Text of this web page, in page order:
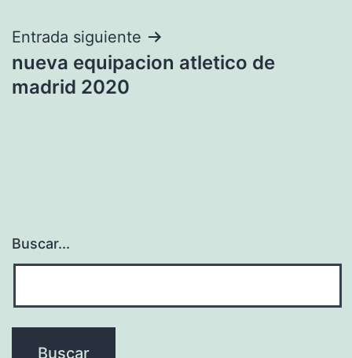
Entrada siguiente
nueva equipacion atletico de
madrid 2020
Buscar...